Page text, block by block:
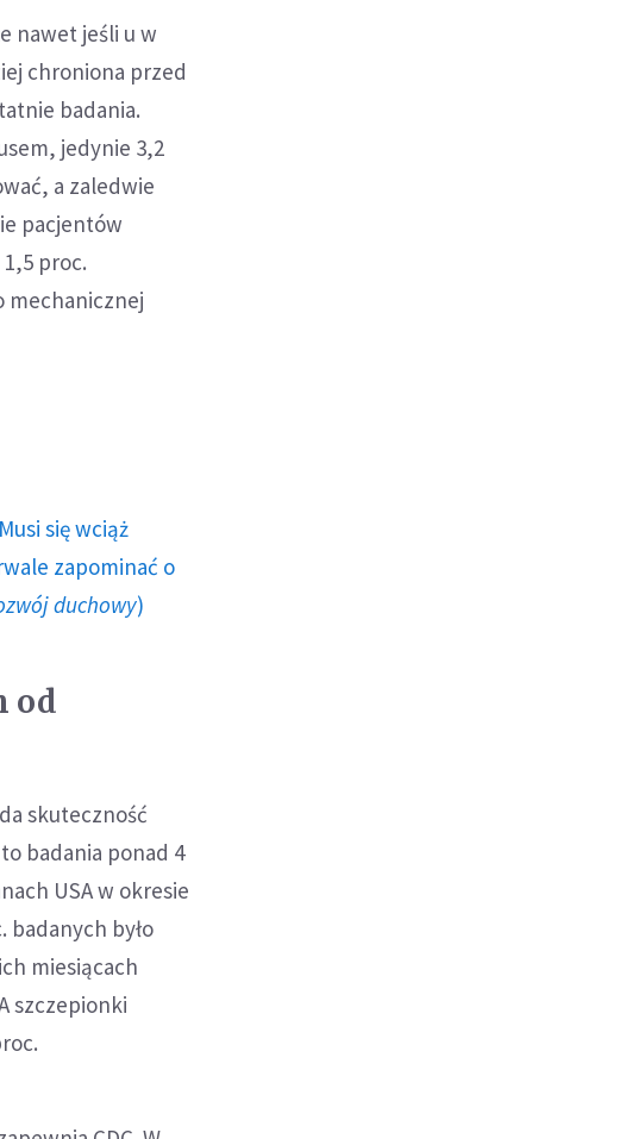
nawet jeśli u w
chroniona przed
badania.
jedynie 3,2
a zaledwie
pacjentów
proc.
mechanicznej
się wciąż
zapominać o
duchowy)
od
skuteczność
badania ponad 4
USA w okresie
badanych było
miesiącach
szczepionki